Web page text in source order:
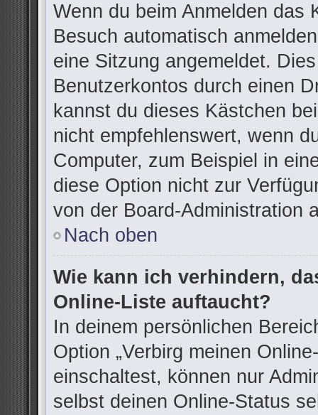
Wenn du beim Anmelden das
Besuch automatisch
eine Sitzung angemeldet.
Benutzerkontos durch einen
kannst du dieses Kästchen
nicht empfehlenswert, wenn
Computer, zum Beispiel in
diese Option nicht zur
von der Board-Administration
Nach oben
Wie kann ich verhindern,
Online-Liste auftaucht?
In deinem persönlichen
Option „Verbirg meinen
einschaltest, können nur
selbst deinen Online-Status